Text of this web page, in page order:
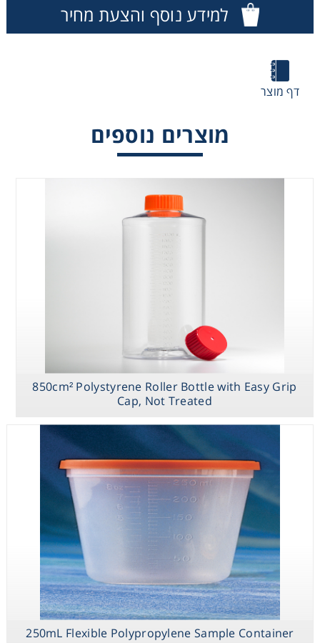
למידע נוסף והצעת מחיר
דף מוצר
מוצרים נוספים
850cm² Polystyrene Roller Bottle with Easy Grip
Cap, Not Treated
250mL Flexible Polypropylene Sample Container
850cm²
Polystyrene
Roller Bottle
with Easy Grip
Cap, Not Treated
250mL Flexible
Polypropylene
Sample
Container
PET Media
Bottles with
Leak-proof
Screw Cap
Reusable Plastic
Wash Bottles,
Lab Essentials
Glassware
Liquid Handling
Reagents & Kits